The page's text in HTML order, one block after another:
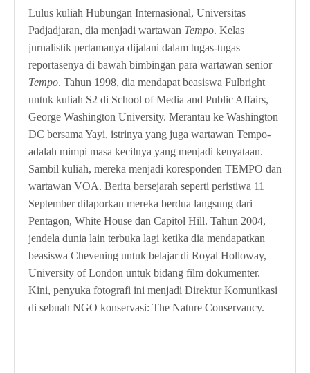
Lulus kuliah Hubungan Internasional, Universitas
Padjadjaran, dia menjadi wartawan Tempo. Kelas
jurnalistik pertamanya dijalani dalam tugas-tugas
reportasenya di bawah bimbingan para wartawan senior
Tempo. Tahun 1998, dia mendapat beasiswa Fulbright
untuk kuliah S2 di School of Media and Public Affairs,
George Washington University. Merantau ke Washington
DC bersama Yayi, istrinya yang juga wartawan Tempo-
adalah mimpi masa kecilnya yang menjadi kenyataan.
Sambil kuliah, mereka menjadi koresponden TEMPO dan
wartawan VOA. Berita bersejarah seperti peristiwa 11
September dilaporkan mereka berdua langsung dari
Pentagon, White House dan Capitol Hill. Tahun 2004,
jendela dunia lain terbuka lagi ketika dia mendapatkan
beasiswa Chevening untuk belajar di Royal Holloway,
University of London untuk bidang film dokumenter.
Kini, penyuka fotografi ini menjadi Direktur Komunikasi
di sebuah NGO konservasi: The Nature Conservancy.